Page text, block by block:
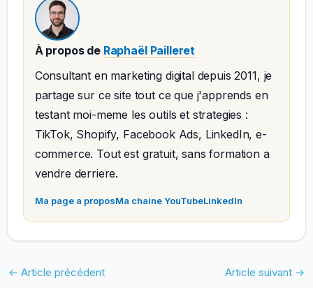
À propos de Raphaël Pailleret
Consultant en marketing digital depuis 2011, je
partage sur ce site tout ce que j'apprends en
testant moi-meme les outils et strategies :
TikTok, Shopify, Facebook Ads, LinkedIn, e-
commerce. Tout est gratuit, sans formation a
vendre derriere.
Ma page a proposMa chaine YouTubeLinkedIn
← Article précédent Article suivant →